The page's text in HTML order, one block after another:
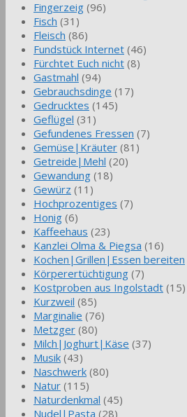
Fingerzeig (96)
Fisch (31)
Fleisch (86)
Fundstück Internet (46)
Fürchtet Euch nicht (8)
Gastmahl (94)
Gebrauchsdinge (17)
Gedrucktes (145)
Geflügel (31)
Gefundenes Fressen (7)
Gemüse|Kräuter (81)
Getreide|Mehl (20)
Gewandung (18)
Gewürz (11)
Hochprozentiges (7)
Honig (6)
Kaffeehaus (23)
Kanzlei Olma & Piegsa (16)
Kochen|Grillen|Essen bereiten
Körperertüchtigung (7)
Kostproben aus Ingolstadt (15)
Kurzweil (85)
Marginalie (76)
Metzger (80)
Milch|Joghurt|Käse (37)
Musik (43)
Naschwerk (80)
Natur (115)
Naturdenkmal (45)
Nudel|Pasta (28)